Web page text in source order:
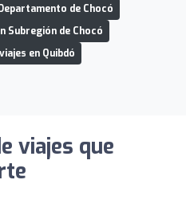
de Chocó
Subregión de Chocó
en Quibdó
viajes que